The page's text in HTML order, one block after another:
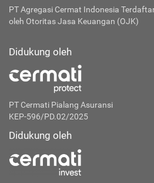
PT Agregasi Cermat Indonesia
oleh Otoritas Jasa Keuangan (OJK)
Didukung oleh
PT Cermati Pialang Asuransi
KEP-596/PD.02/2025
Didukung oleh